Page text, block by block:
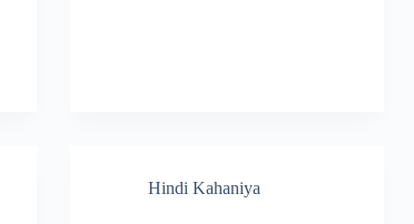
Hindi Kahaniya